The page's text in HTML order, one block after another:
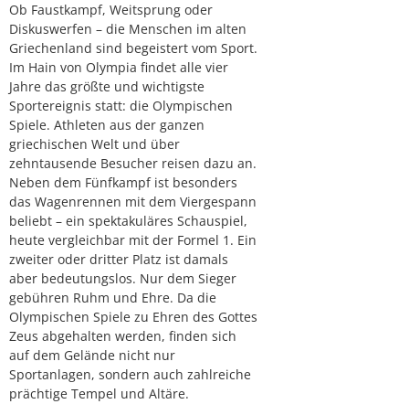
Ob Faustkampf, Weitsprung oder
Diskuswerfen – die Menschen im alten
Griechenland sind begeistert vom Sport.
Im Hain von Olympia findet alle vier
Jahre das größte und wichtigste
Sportereignis statt: die Olympischen
Spiele. Athleten aus der ganzen
griechischen Welt und über
zehntausende Besucher reisen dazu an.
Neben dem Fünfkampf ist besonders
das Wagenrennen mit dem Viergespann
beliebt – ein spektakuläres Schauspiel,
heute vergleichbar mit der Formel 1. Ein
zweiter oder dritter Platz ist damals
aber bedeutungslos. Nur dem Sieger
gebühren Ruhm und Ehre. Da die
Olympischen Spiele zu Ehren des Gottes
Zeus abgehalten werden, finden sich
auf dem Gelände nicht nur
Sportanlagen, sondern auch zahlreiche
prächtige Tempel und Altäre.